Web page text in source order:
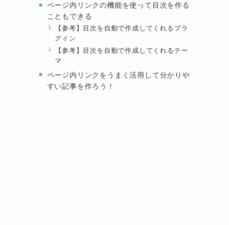
ページ内リンクの機能を使って目次を作る
こともできる
【参考】目次を自動で作成してくれるプラ
グイン
【参考】目次を自動で作成してくれるテー
マ
ページ内リンクをうまく活用して分かりや
すい記事を作ろう！